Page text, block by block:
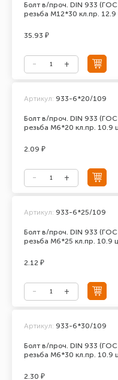
Болт в/проч. DIN 933
резьба М12*30 кл.пр. 12.9
35.93 ₽
Болт в/проч. DIN 933
резьба М6*20 кл.пр. 10.9
Артикул: 933-6*20/109
2.09 ₽
Болт в/проч. DIN 933
резьба М6*25 кл.пр. 10.9
Артикул: 933-6*25/109
2.12 ₽
Болт в/проч. DIN 933
резьба М6*30 кл.пр. 10.9
Артикул: 933-6*30/109
2.30 ₽